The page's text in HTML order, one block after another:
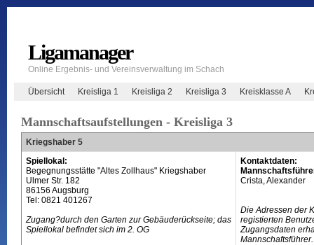
Ligamanager
Online Ergebnis- und Vereinsverwaltung im Schach
Übersicht Kreisliga 1 Kreisliga 2 Kreisliga 3 Kreisklasse A
Mannschaftsaufstellungen - Kreisliga 3
Kriegshaber 5
Spiellokal:
Begegnungsstätte "Altes Zollhaus" Kriegshaber
Ulmer Str. 182
86156 Augsburg
Tel: 0821 401267
Zugang?durch den Garten zur Gebäuderückseite; das
Spiellokal befindet sich im 2. OG
Kontaktdaten:
Crista, Alexander
Die Adressen der
registierten
Zugangsdaten
Mannschaftsführer.